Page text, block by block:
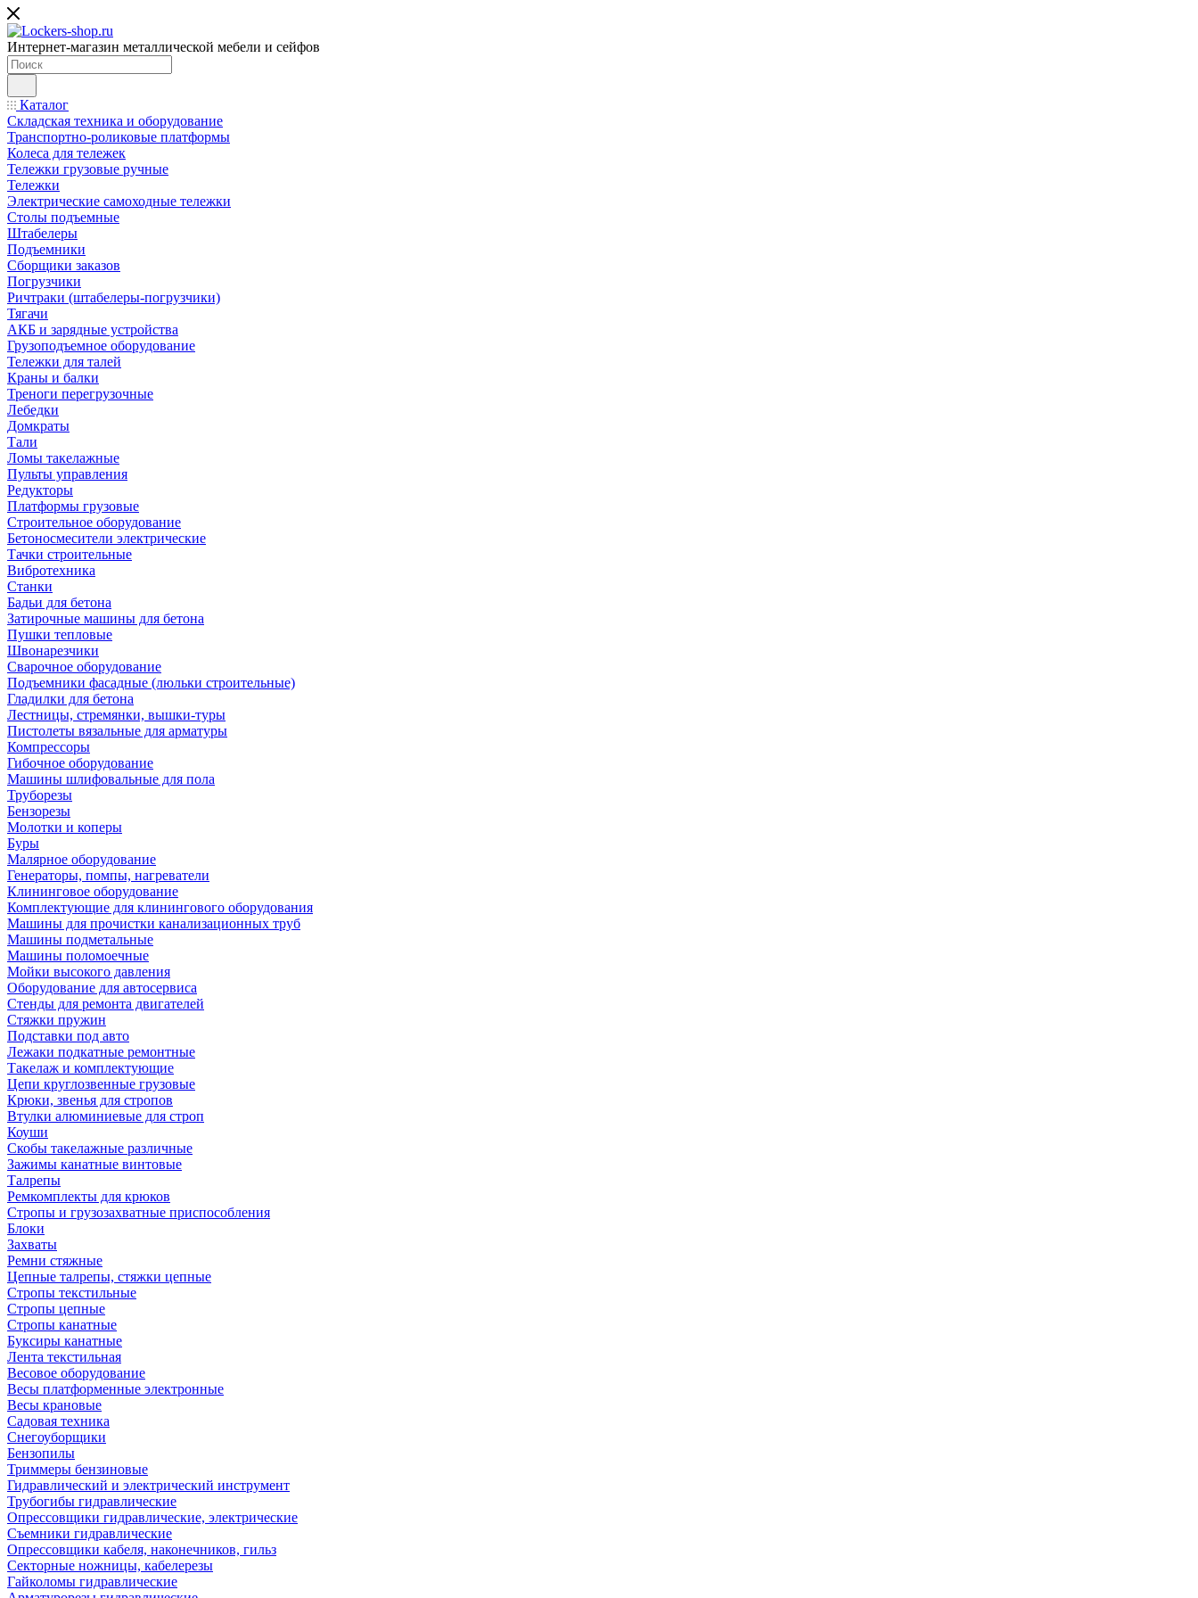
Интернет-магазин металлической мебели и сейфов
Каталог
Складская техника и оборудование
Транспортно-роликовые платформы
Колеса для тележек
Тележки грузовые ручные
Тележки
Электрические самоходные тележки
Столы подъемные
Штабелеры
Подъемники
Сборщики заказов
Погрузчики
Ричтраки (штабелеры-погрузчики)
Тягачи
АКБ и зарядные устройства
Грузоподъемное оборудование
Тележки для талей
Краны и балки
Треноги перегрузочные
Лебедки
Домкраты
Тали
Ломы такелажные
Пульты управления
Редукторы
Платформы грузовые
Строительное оборудование
Бетоносмесители электрические
Тачки строительные
Вибротехника
Станки
Бадьи для бетона
Затирочные машины для бетона
Пушки тепловые
Швонарезчики
Сварочное оборудование
Подъемники фасадные (люльки строительные)
Гладилки для бетона
Лестницы, стремянки, вышки-туры
Пистолеты вязальные для арматуры
Компрессоры
Гибочное оборудование
Машины шлифовальные для пола
Труборезы
Бензорезы
Молотки и коперы
Буры
Малярное оборудование
Генераторы, помпы, нагреватели
Клининговое оборудование
Комплектующие для клинингового оборудования
Машины для прочистки канализационных труб
Машины подметальные
Машины поломоечные
Мойки высокого давления
Оборудование для автосервиса
Стенды для ремонта двигателей
Стяжки пружин
Подставки под авто
Лежаки подкатные ремонтные
Такелаж и комплектующие
Цепи круглозвенные грузовые
Крюки, звенья для стропов
Втулки алюминиевые для строп
Коуши
Скобы такелажные различные
Зажимы канатные винтовые
Талрепы
Ремкомплекты для крюков
Стропы и грузозахватные приспособления
Блоки
Захваты
Ремни стяжные
Цепные талрепы, стяжки цепные
Стропы текстильные
Стропы цепные
Стропы канатные
Буксиры канатные
Лента текстильная
Весовое оборудование
Весы платформенные электронные
Весы крановые
Садовая техника
Снегоуборщики
Бензопилы
Триммеры бензиновые
Гидравлический и электрический инструмент
Трубогибы гидравлические
Опрессовщики гидравлические, электрические
Съемники гидравлические
Опрессовщики кабеля, наконечников, гильз
Секторные ножницы, кабелерезы
Гайколомы гидравлические